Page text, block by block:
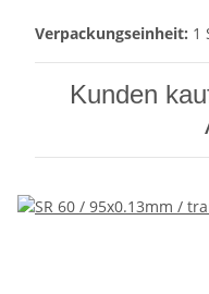
Verpackungseinheit: 1
Kunden